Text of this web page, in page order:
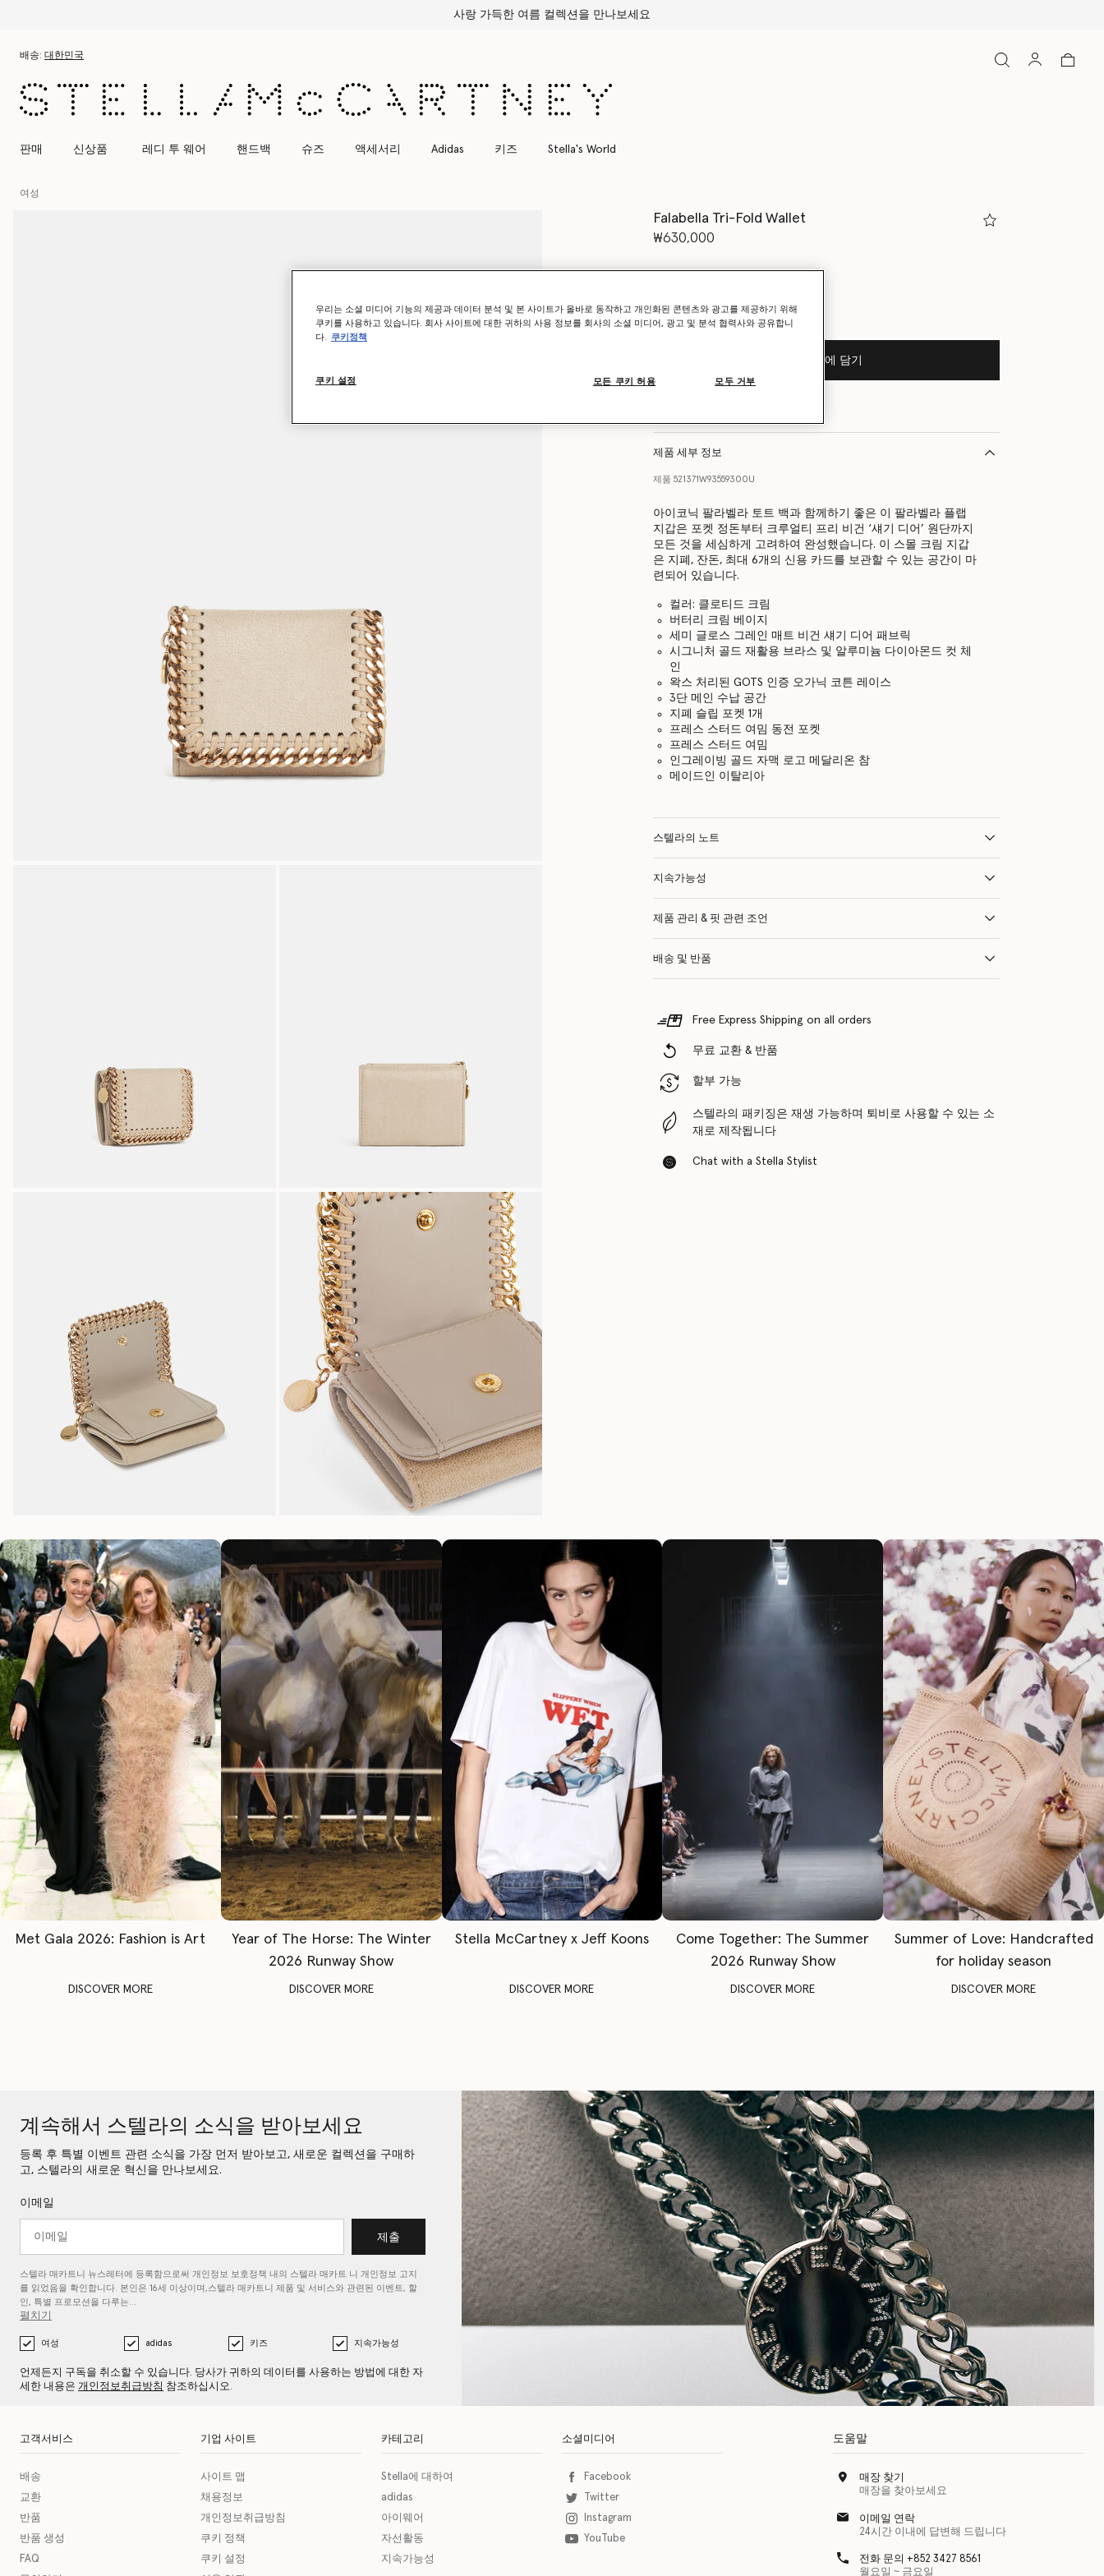
배송: 대한민국
판매 신상품 레디 투 웨어 핸드백 슈즈 액세서리 Adidas 키즈 Stella's World
여성
Falabella Tri-Fold Wallet
₩630,000
컬러 Clotted Cream
선택 완료
쇼핑백에 담기
제품 세부 정보
제품 521371W93559300U
아이코닉 팔라벨라 토트 백과 함께하기 좋은 이 팔라벨라 플랩
지갑은 포켓 정돈부터 크루얼티 프리 비건 ‘섀기 디어’ 원단까지
모든 것을 세심하게 고려하여 완성했습니다. 이 스몰 크림 지갑
은 지폐, 잔돈, 최대 6개의 신용 카드를 보관할 수 있는 공간이 마
련되어 있습니다.
컬러: 클로티드 크림
버터리 크림 베이지
세미 글로스 그레인 매트 비건 섀기 디어 패브릭
시그니처 골드 재활용 브라스 및 알루미늄 다이아몬드 컷 체
인
왁스 처리된 GOTS 인증 오가닉 코튼 레이스
3단 메인 수납 공간
지폐 슬립 포켓 1개
프레스 스터드 여밈 동전 포켓
프레스 스터드 여밈
인그레이빙 골드 자맥 로고 메달리온 참
메이드인 이탈리아
스텔라의 노트
지속가능성
제품 관리 & 핏 관련 조언
배송 및 반품
Free Express Shipping on all orders
무료 교환 & 반품
할부 가능
스텔라의 패키징은 재생 가능하며 퇴비로 사용할 수 있는 소
재로 제작됩니다
Chat with a Stella Stylist
Met Gala 2026: Fashion is Art
DISCOVER MORE
Year of The Horse: The Winter
2026 Runway Show
DISCOVER MORE
Stella McCartney x Jeff Koons
DISCOVER MORE
Come Together: The Summer
2026 Runway Show
DISCOVER MORE
Summer of Love: Handcrafted
for holiday season
DISCOVER MORE
계속해서 스텔라의 소식을 받아보세요
등록 후 특별 이벤트 관련 소식을 가장 먼저 받아보고, 새로운 컬렉션을 구매하
고, 스텔라의 새로운 혁신을 만나보세요.
이메일
제출
스텔라 매카트니 뉴스레터에 등록함으로써 개인정보 보호정책 내의 스텔라 매카트 니 개인정보 고지
를 읽었음을 확인합니다. 본인은 16세 이상이며,스텔라 매카트니 제품 및 서비스와 관련된 이벤트, 할
인, 특별 프로모션을 다루는…
펼치기
여성 adidas 키즈 지속가능성
언제든지 구독을 취소할 수 있습니다. 당사가 귀하의 데이터를 사용하는 방법에 대한 자
세한 내용은 개인정보취급방침 참조하십시오.
고객서비스
배송
교환
반품
반품 생성
FAQ
기업 사이트
사이트 맵
채용정보
개인정보취급방침
쿠키 정책
쿠키 설정
카테고리
Stella에 대하여
adidas
아이웨어
자선활동
지속가능성
소셜미디어
Facebook
Twitter
Instagram
YouTube
도움말
매장 찾기
매장을 찾아보세요
이메일 연락
24시간 이내에 답변해 드립니다
전화 문의 +852 3427 8561
월요일 ~ 금요일
우리는 소셜 미디어 기능의 제공과 데이터 분석 및 본 사이트가 올바로 동작하고 개인화된 콘텐츠와 광고를 제공하기 위해
쿠키를 사용하고 있습니다. 회사 사이트에 대한 귀하의 사용 정보를 회사의 소셜 미디어, 광고 및 분석 협력사와 공유합니
다.
쿠키정책
쿠키 설정 모두 거부
모든 쿠키 허용